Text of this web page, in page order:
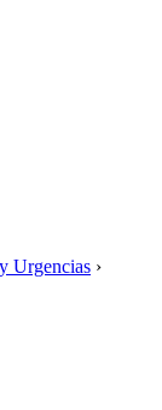
Urgencias ›